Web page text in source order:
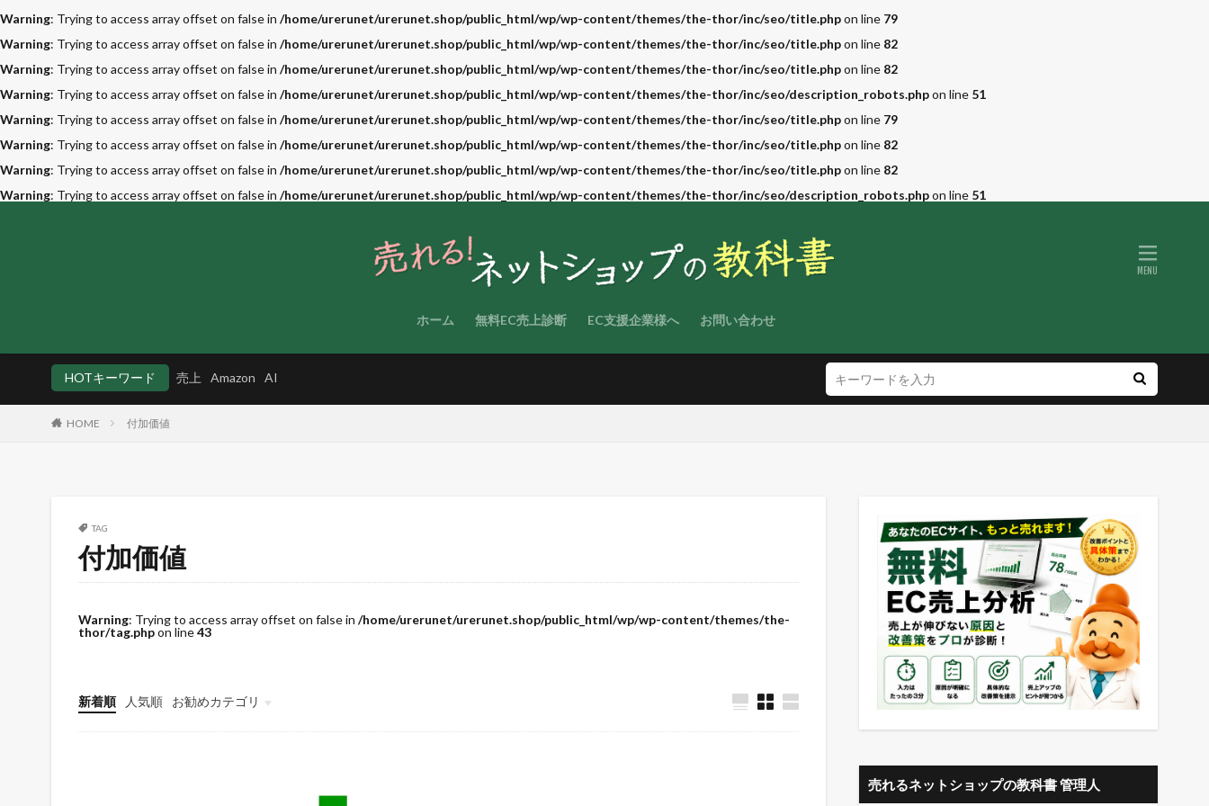
Warning: Trying to access array offset on false in /home/urerunet/urerunet.shop/public_html/wp/wp-content/themes/the-thor/inc/seo/title.phpon line 79
Warning: Trying to access array offset on false in /home/urerunet/urerunet.shop/public_html/wp/wp-content/themes/the-thor/inc/seo/title.phpon line 82
Warning: Trying to access array offset on false in /home/urerunet/urerunet.shop/public_html/wp/wp-content/themes/the-thor/inc/seo/title.phpon line 82
Warning: Trying to access array offset on false in /home/urerunet/urerunet.shop/public_html/wp/wp-content/themes/the-thor/inc/seo/description_robots.phpon line 51
Warning: Trying to access array offset on false in /home/urerunet/urerunet.shop/public_html/wp/wp-content/themes/the-thor/inc/seo/title.phpon line 79
Warning: Trying to access array offset on false in /home/urerunet/urerunet.shop/public_html/wp/wp-content/themes/the-thor/inc/seo/title.phpon line 82
Warning: Trying to access array offset on false in /home/urerunet/urerunet.shop/public_html/wp/wp-content/themes/the-thor/inc/seo/title.phpon line 82
Warning: Trying to access array offset on false in /home/urerunet/urerunet.shop/public_html/wp/wp-content/themes/the-thor/inc/seo/description_robots.phpon line 51
ホーム 無料EC売上診断 EC支援企業様へ お問い合わせ
HOTキーワード 売上 Amazon AI
HOME 付加価値
TAG
付加価値
Warning: Trying to access array offset on false in /home/urerunet/urerunet.shop/public_html/wp/wp-content/themes/the-
thor/tag.phpon line43
新着順 人気順
お勧めカテゴリ
未分類
売れるネットショップの教科書 管理人